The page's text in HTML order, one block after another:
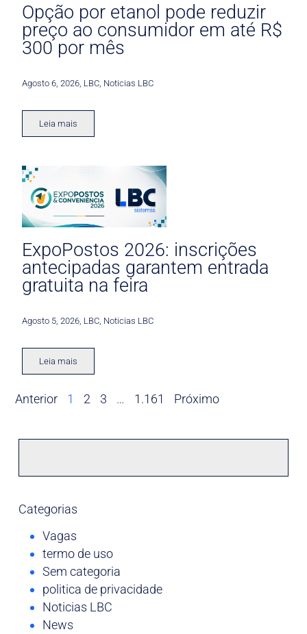
Opção por etanol pode reduzir
preço ao consumidor em até R$
300 por mês
Agosto 6, 2026 LBC Noticias LBC
Leia mais
ExpoPostos 2026: inscrições
antecipadas garantem entrada
gratuita na feira
Agosto 5, 2026 LBC Noticias LBC
Leia mais
Anterior 1 2 3 … 1.161 Próximo
Categorias
Vagas
termo de uso
Sem categoria
politica de privacidade
Noticias LBC
News